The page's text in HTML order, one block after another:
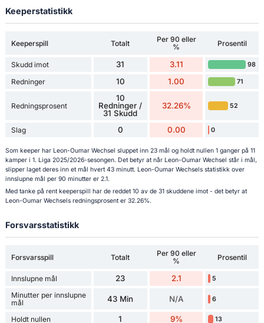
Keeperstatistikk
Keeperspill Totalt
Per 90 eller
%
Prosentil
Skudd imot 31 3.11 98
Redninger 10 1.00 71
Redningsprosent
10
Redninger /
31 Skudd
32.26% 52
Slag 0 0.00 0
Som keeper har Leon-Oumar Wechsel sluppet inn 23 mål og holdt nullen 1 ganger på 11
kamper i 1. Liga 2025/2026-sesongen. Det betyr at når Leon-Oumar Wechsel står i mål,
slipper laget deres inn et mål hvert 43 minutt. Leon-Oumar Wechsels statistikk over
innslupne mål per 90 minutter er 2.1.
Med tanke på rent keeperspill har de reddet 10 av de 31 skuddene imot - det betyr at
Leon-Oumar Wechsels redningsprosent er 32.26%.
Forsvarsstatistikk
Forsvarsspill Totalt
Per 90 eller
%
Prosentil
Innslupne mål 23 2.1 5
Minutter per innslupne
mål
43 Min N/A 6
Holdt nullen 1 9% 13